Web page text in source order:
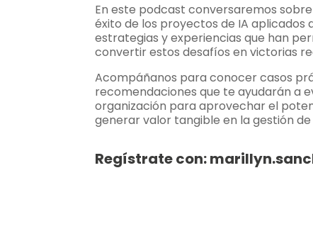
En este podcast conversaremos
éxito de los proyectos de IA aplicados
estrategias y experiencias que han
convertir estos desafíos en victorias
Acompáñanos para conocer casos
recomendaciones que te ayudarán a
organización para aprovechar el
generar valor tangible en la gestión de
Regístrate con: